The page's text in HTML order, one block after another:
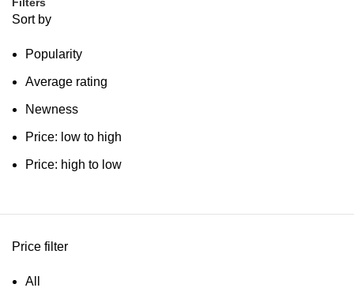
Sort by
Popularity
Average rating
Newness
Price: low to high
Price: high to low
Price filter
All